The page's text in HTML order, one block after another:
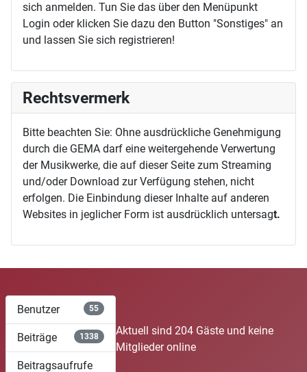
sich anmelden. Tun Sie das über den Menüpunkt
Login oder klicken Sie dazu den Button "Sonstiges" an
und lassen Sie sich registrieren!
Rechtsvermerk
Bitte beachten Sie: Ohne ausdrückliche Genehmigung
durch die GEMA darf eine weitergehende Verwertung
der Musikwerke, die auf dieser Seite zum Streaming
und/oder Download zur Verfügung stehen, nicht
erfolgen. Die Einbindung dieser Inhalte auf anderen
Websites in jeglicher Form ist ausdrücklich untersagt.
Benutzer 55
Beiträge 1338
Beitragsaufrufe
Aktuell sind 204 Gäste und keine
Mitglieder online